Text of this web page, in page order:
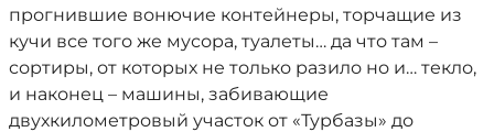
прогнившие вонючие контейнеры, торчащие из
кучи все того же мусора, туалеты… да что там –
сортиры, от которых не только разило но и… текло,
и наконец – машины, забивающие
двухкилометровый участок от «Турбазы» до